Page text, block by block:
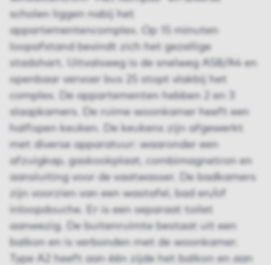
scholen liggen nabij het
appartementencomplex. Op 15 minuten
loopafstand bevindt zich het gezellige
stadshart. Uitvalsweg is de snelweg A58/A4 en
openbaar vervoer bus 25 stopt vlakbij het
complex. De appartementen hebben 2 en 3
slaapkamers. De ruime woonkamer heeft een
halfopen keuken. De keukens zijn afgewerkt
met diverse apparatuur: waaronder een
afzuigkap, gaskookplaat, combimagnetron en
aansluiting voor de vaatwasser. De badkamers
zijn voorzien van een wastafel, bad en/of
inloopdouche. Er is een separaat toilet
aanwezig. De buitenruimte bestaat uit een
balkon en is verbonden met de woonkamer.
Type A2 heeft aan één zijde het balkon en aan